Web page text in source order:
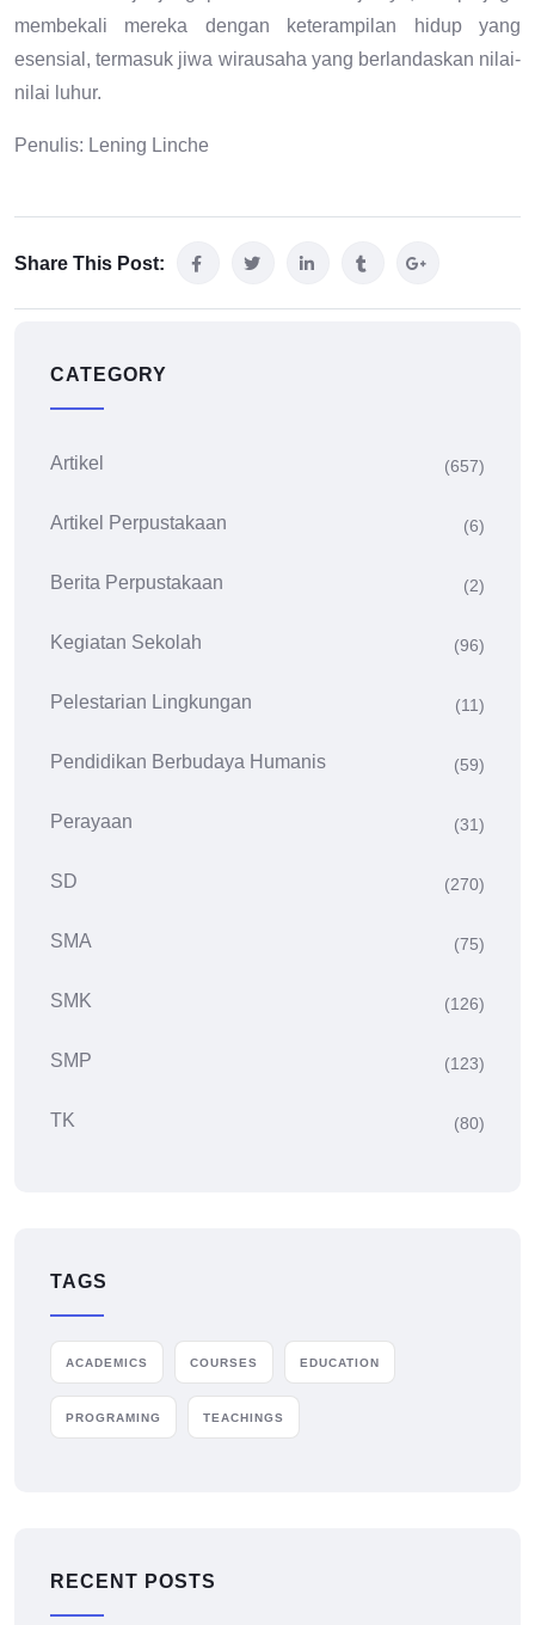
membekali mereka dengan keterampilan hidup yang
esensial, termasuk jiwa wirausaha yang berlandaskan nilai-
nilai luhur.
Penulis: Lening Linche
Share This Post:
CATEGORY
Artikel (657)
Artikel Perpustakaan (6)
Berita Perpustakaan (2)
Kegiatan Sekolah (96)
Pelestarian Lingkungan (11)
Pendidikan Berbudaya Humanis (59)
Perayaan (31)
SD (270)
SMA (75)
SMK (126)
SMP (123)
TK (80)
TAGS
ACADEMICS COURSES EDUCATION
PROGRAMING TEACHINGS
RECENT POSTS